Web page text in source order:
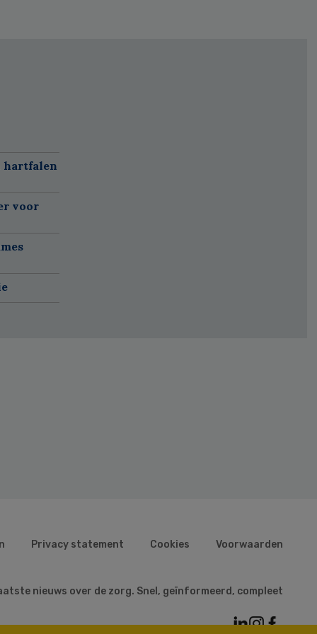
hartfalen
voor
Privacy statement Cookies Voorwaarden
nieuws over de zorg. Snel, geïnformeerd, compleet